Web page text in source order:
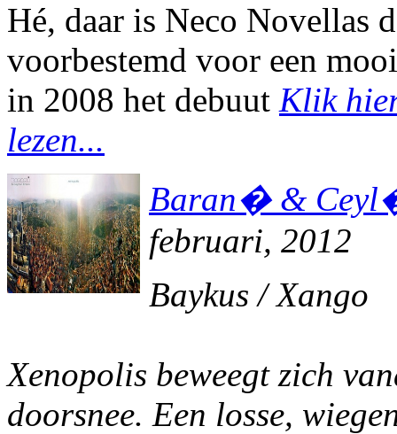
Hé, daar is Neco Novellas
voorbestemd voor een
in 2008 het debuut Klik
lezen...
Baran� &
februari, 2012
Baykus / Xango
Xenopolis beweegt zich
doorsnee. Een losse,